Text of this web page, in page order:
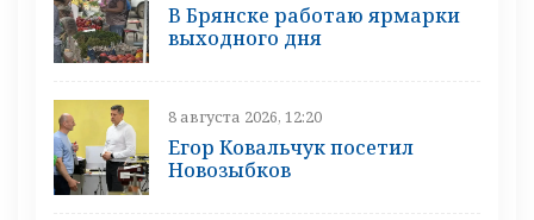
В Брянске работаю ярмарки
выходного дня
8 августа 2026, 12:20
Егор Ковальчук посетил
Новозыбков